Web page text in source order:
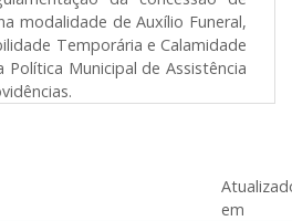
modalidade de Auxílio Funeral,
Temporária e Calamidade
Municipal de Assistência
em